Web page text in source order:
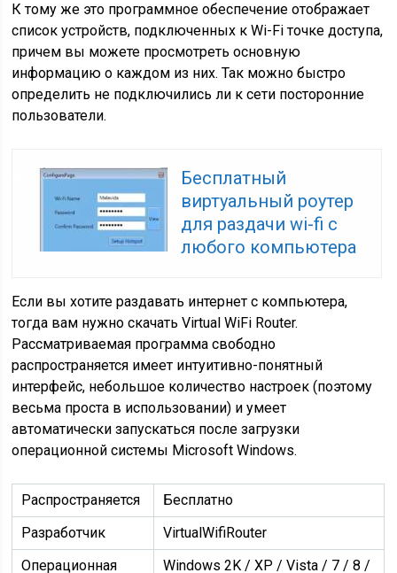
К тому же это программное обеспечение отображает
список устройств, подключенных к Wi-Fi точке доступа,
причем вы можете просмотреть основную
информацию о каждом из них. Так можно быстро
определить не подключились ли к сети посторонние
пользователи.
Бесплатный
виртуальный роутер
для раздачи wi-fi с
любого компьютера
Если вы хотите раздавать интернет с компьютера,
тогда вам нужно скачать Virtual WiFi Router.
Рассматриваемая программа свободно
распространяется имеет интуитивно-понятный
интерфейс, небольшое количество настроек (поэтому
весьма проста в использовании) и умеет
автоматически запускаться после загрузки
операционной системы Microsoft Windows.
Распространяется
Бесплатно
Разработчик
VirtualWifiRouter
Операционная
Windows 2K / XP / Vista / 7 / 8 /